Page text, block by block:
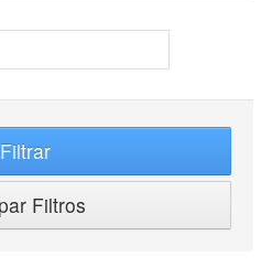
Filtrar
Filtros